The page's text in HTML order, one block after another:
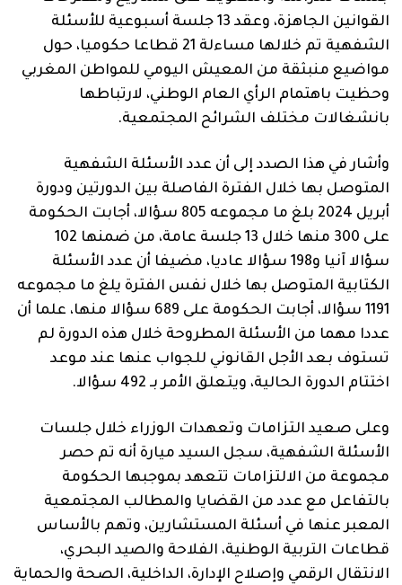
القوانين الجاهزة، وعقد 13 جلسة أسبوعية للأسئلة
الشفهية تم خلالها مساءلة 21 قطاعا حكوميا، حول
مواضيع منبثقة من المعيش اليومي للمواطن المغربي
وحظيت باهتمام الرأي العام الوطني، لارتباطها
بانشغالات مختلف الشرائح المجتمعية.
وأشار في هذا الصدد إلى أن عدد الأسئلة الشفهية
المتوصل بها خلال الفترة الفاصلة بين الدورتين ودورة
أبريل 2024 بلغ ما مجموعه 805 سؤالا، أجابت الحكومة
على 300 منها خلال 13 جلسة عامة، من ضمنها 102
سؤالا آنيا و198 سؤالا عاديا، مضيفا أن عدد الأسئلة
الكتابية المتوصل بها خلال نفس الفترة يلغ ما مجموعه
1191 سؤالا، أجابت الحكومة على 689 سؤالا منها، علما أن
عددا مهما من الأسئلة المطروحة خلال هذه الدورة لم
تستوف بعد الأجل القانوني للجواب عنها عند موعد
اختتام الدورة الحالية، ويتعلق الأمر بـ 492 سؤالا.
وعلى صعيد التزامات وتعهدات الوزراء خلال جلسات
الأسئلة الشفهية، سجل السيد ميارة أنه تم حصر
مجموعة من الالتزامات تتعهد بموجبها الحكومة
بالتفاعل مع عدد من القضايا والمطالب المجتمعية
المعبر عنها في أسئلة المستشارين، وتهم بالأساس
قطاعات التربية الوطنية، الفلاحة والصيد البحري،
الانتقال الرقمي وإصلاح الإدارة، الداخلية، الصحة والحماية